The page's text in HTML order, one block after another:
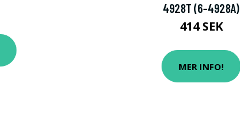
4928T (6-4928A)
414 SEK
MER INFO!